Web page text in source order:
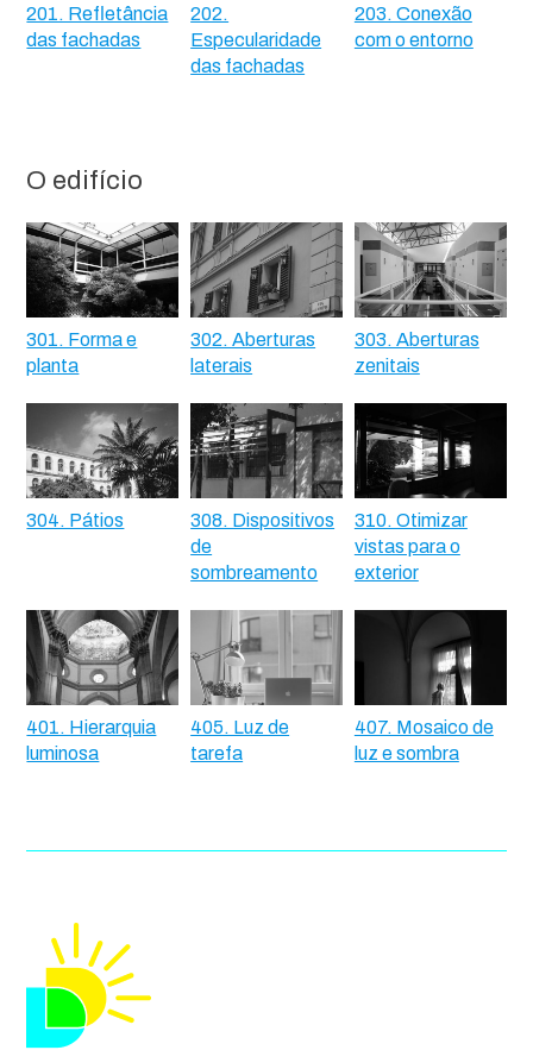
201. Refletância
das fachadas
202.
Especularidade
das fachadas
203. Conexão
com o entorno
O edifício
301. Forma e
planta
302. Aberturas
laterais
303. Aberturas
zenitais
304. Pátios
308. Dispositivos
de
sombreamento
310. Otimizar
vistas para o
exterior
401. Hierarquia
luminosa
405. Luz de
tarefa
407. Mosaico de
luz e sombra